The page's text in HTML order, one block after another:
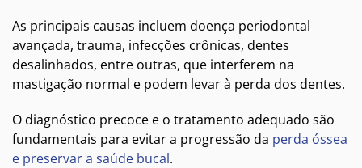
As principais causas incluem doença periodontal
avançada, trauma, infecções crônicas, dentes
desalinhados, entre outras, que interferem na
mastigação normal e podem levar à perda dos dentes.
O diagnóstico precoce e o tratamento adequado são
fundamentais para evitar a progressão da perda óssea
e preservar a saúde bucal.